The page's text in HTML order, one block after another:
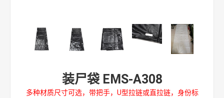
装尸袋 EMS-A308
多种材质尺寸可选，带把手，U型拉链或直拉链，身份标